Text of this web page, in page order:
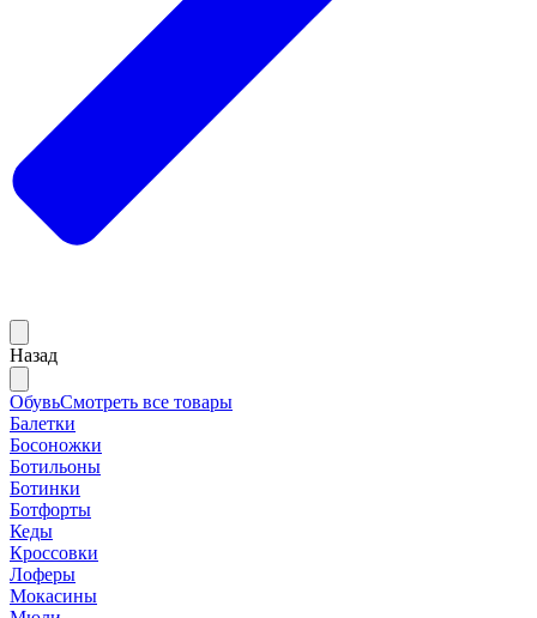
Назад
ОбувьСмотреть все товары
Балетки
Босоножки
Ботильоны
Ботинки
Ботфорты
Кеды
Кроссовки
Лоферы
Мокасины